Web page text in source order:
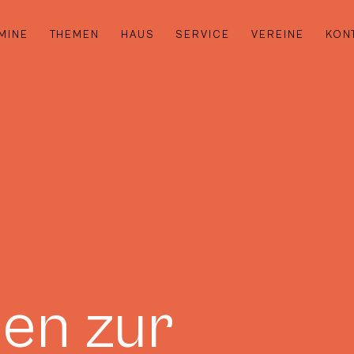
THEMEN HAUS SERVICE VEREINE
zur